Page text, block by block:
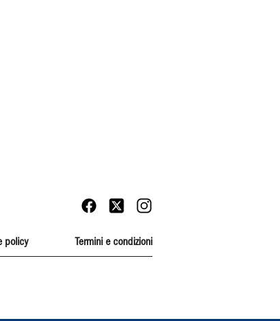
policy Termini e condizioni